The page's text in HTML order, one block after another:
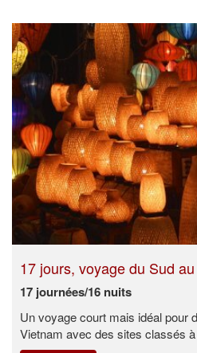
17 jours, voyage du Sud
17 journées/16 nuits
Un voyage court mais idéal pour
Vietnam avec des sites classés